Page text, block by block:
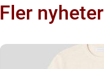
Fler nyheter